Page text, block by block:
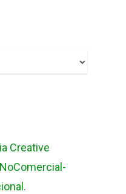
Creative
.